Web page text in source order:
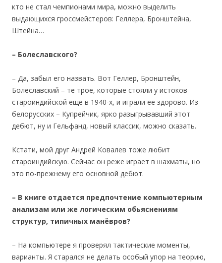
кто не стал чемпионами мира, можно выделить
выдающихся гроссмейстеров: Геллера, Бронштейна,
Штейна…
– Болеславского?
– Да, забыл его назвать. Вот Геллер, Бронштейн,
Болеславский – те трое, которые стояли у истоков
староиндийской еще в 1940-х, и играли ее здорово. Из
белорусских – Купрейчик, ярко разыгрывавший этот
дебют, ну и Гельфанд, новый классик, можно сказать.
Кстати, мой друг Андрей Ковалев тоже любит
староиндийскую. Сейчас он реже играет в шахматы, но
это по-прежнему его основной дебют.
– В книге отдается предпочтение компьютерным
анализам или же логическим обьяснениям
структур, типичных манёвров?
– На компьютере я проверял тактические моменты,
варианты. Я старался не делать особый упор на теорию,